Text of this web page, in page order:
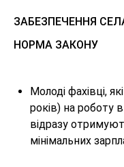
ЗАБЕЗПЕЧЕННЯ
НОРМА ЗАКОНУ
Молоді фахівці,
років) на роботу в
відразу
мінімальних